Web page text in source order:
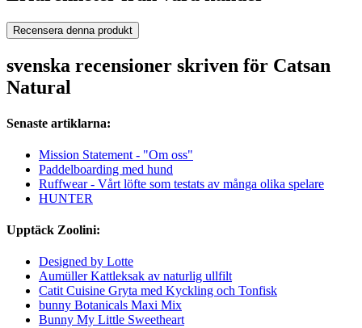
Recensera denna produkt
svenska recensioner skriven för Catsan
Natural
Senaste artiklarna:
Mission Statement - "Om oss"
Paddelboarding med hund
Ruffwear - Vårt löfte som testats av många olika spelare
HUNTER
Upptäck Zoolini:
Designed by Lotte
Aumüller Kattleksak av naturlig ullfilt
Catit Cuisine Gryta med Kyckling och Tonfisk
bunny Botanicals Maxi Mix
Bunny My Little Sweetheart